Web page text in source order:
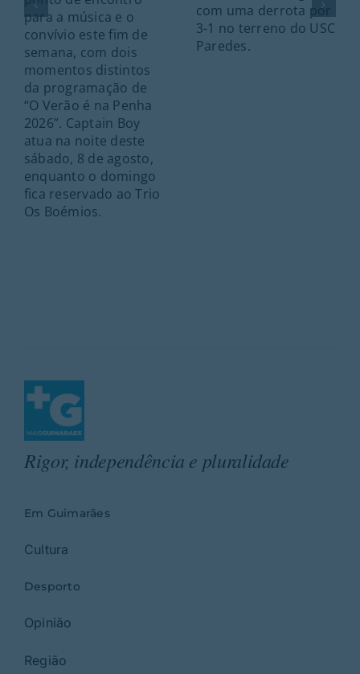
para a música e o
convívio este fim de
semana, com dois
momentos distintos
da programação de
“O Verão é na Penha
2026”. Captain Boy
atua na noite deste
sábado, 8 de agosto,
enquanto o domingo
fica reservado ao Trio
Os Boémios.
com uma derrota por
3-1 no terreno do USC
Paredes.
Rigor, independência e pluralidade
Em Guimarães
Cultura
Desporto
Opinião
Região